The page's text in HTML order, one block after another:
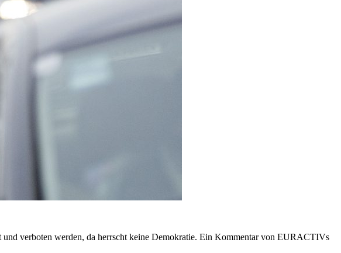
verboten werden, da herrscht keine Demokratie. Ein Kommentar von EURACTIVs